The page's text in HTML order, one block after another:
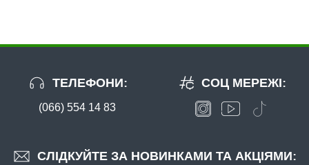
ТЕЛЕФОНИ:
(066) 554 14 83
СЛІДКУЙТЕ ЗА НОВИНКАМИ ТА АКЦІЯМИ:
СОЦ МЕРЕЖІ: